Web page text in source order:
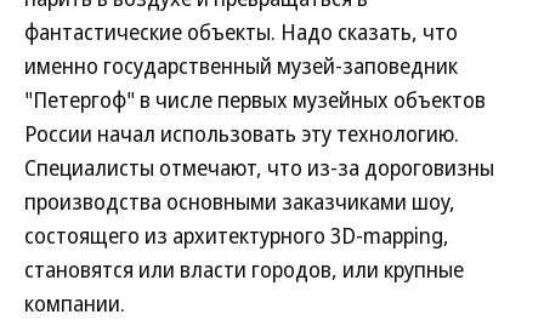
фантастические объекты. Надо сказать, что
именно государственный музей-заповедник
"Петергоф" в числе первых музейных объектов
России начал использовать эту технологию.
Специалисты отмечают, что из-за дороговизны
производства основными заказчиками шоу,
состоящего из архитектурного 3D-mapping,
становятся или власти городов, или крупные
компании.